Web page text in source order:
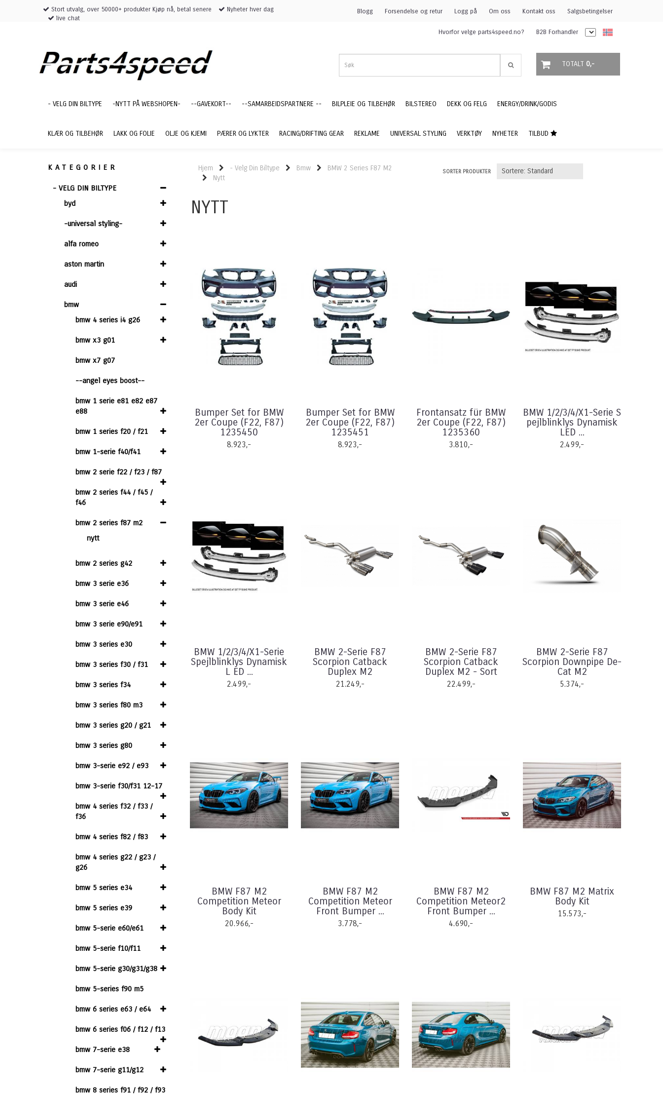
Stort utvalg, over 50000+ produkter Kjøp nå, betal senere
Nyheter hver dag
live chat
Blogg Forsendelse og retur Logg på Om oss Kontakt oss Salgsbetingelser
Hvorfor velge parts4speed.no? B2B Forhandler
TOTALT 0,-
- VELG DIN BILTYPE -NYTT PÅ WEBSHOPEN- --GAVEKORT-- --SAMARBEIDSPARTNERE -- BILPLEIE OG TILBEHØR BILSTEREO DEKK OG FELG ENERGY/DRINK/GODIS
KLÆR OG TILBEHØR LAKK OG FOLIE OLJE OG KJEMI PÆRER OG LYKTER RACING/DRIFTING GEAR REKLAME UNIVERSAL STYLING VERKTØY NYHETER TILBUD
KATEGORIER
- VELG DIN BILTYPE
byd
-universal styling-
alfa romeo
aston martin
audi
bmw
bmw 4 series i4 g26
bmw x3 g01
bmw x7 g07
--angel eyes boost--
bmw 1 serie e81 e82 e87
e88
bmw 1 series f20 / f21
bmw 1-serie f40/f41
bmw 2 serie f22 / f23 / f87
bmw 2 series f44 / f45 /
f46
bmw 2 series f87 m2
nytt
bmw 2 series g42
bmw 3 serie e36
bmw 3 serie e46
bmw 3 serie e90/e91
bmw 3 series e30
bmw 3 series f30 / f31
bmw 3 series f34
bmw 3 series f80 m3
bmw 3 series g20 / g21
bmw 3 series g80
bmw 3-serie e92 / e93
bmw 3-serie f30/f31 12-17
bmw 4 series f32 / f33 /
f36
bmw 4 series f82 / f83
bmw 4 series g22 / g23 /
g26
bmw 5 series e34
bmw 5 series e39
bmw 5-serie e60/e61
bmw 5-serie f10/f11
bmw 5-serie g30/g31/g38
bmw 5-series f90 m5
bmw 6 series e63 / e64
bmw 6 series f06 / f12 / f13
bmw 7-serie e38
bmw 7-serie g11/g12
bmw 8 series f91 / f92 / f93
Hjem - Velg Din Biltype Bmw
BMW 2 Series F87 M2
Nytt
SORTER PRODUKTER
NYTT
Bumper Set for BMW
2er Coupe (F22, F87)
1235450
8.923,-
Bumper Set for BMW
2er Coupe (F22, F87)
1235451
8.923,-
Frontansatz für BMW
2er Coupe (F22, F87)
1235360
3.810,-
BMW 1/2/3/4/X1-Serie S
pejlblinklys Dynamisk
LED ...
2.499,-
BMW 1/2/3/4/X1-Serie
Spejlblinklys Dynamisk
L ED ...
2.499,-
BMW 2-Serie F87
Scorpion Catback
Duplex M2
21.249,-
BMW 2-Serie F87
Scorpion Catback
Duplex M2 - Sort
22.499,-
BMW 2-Serie F87
Scorpion Downpipe De-
Cat M2
5.374,-
BMW F87 M2
Competition Meteor
Body Kit
20.966,-
BMW F87 M2
Competition Meteor
Front Bumper ...
3.778,-
BMW F87 M2
Competition Meteor2
Front Bumper ...
4.690,-
BMW F87 M2 Matrix
Body Kit
15.573,-